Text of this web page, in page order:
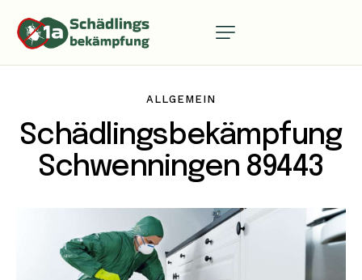
ALLGEMEIN
Schädlingsbekämpfung
Schwenningen 89443